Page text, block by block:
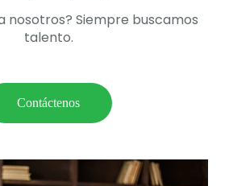
nosotros? Siempre buscamos
talento.
Contáctenos